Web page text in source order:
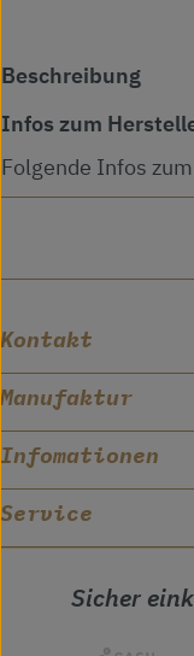
Beschreibung
Infos zum
Folgende Infos
Kontakt
Manufaktur
Infomationen
Service
Sicher